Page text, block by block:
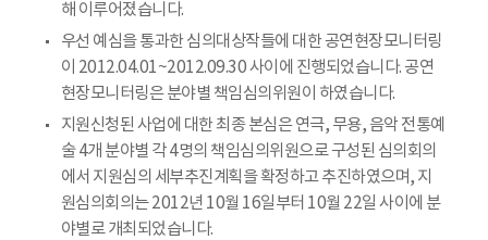
해 이루어졌습니다.
우선 예심을 통과한 심의대상작들에 대한 공연현장모니터링
이 2012.04.01~2012.09.30 사이에 진행되었습니다. 공연
현장모니터링은 분야별 책임심의위원이 하였습니다.
지원신청된 사업에 대한 최종 본심은 연극, 무용, 음악 전통예
술 4개 분야별 각 4명의 책임심의위원으로 구성된 심의회의
에서 지원심의 세부추진계획을 확정하고 추진하였으며, 지
원심의회의는 2012년 10월 16일부터 10월 22일 사이에 분
야별로 개최되었습니다.